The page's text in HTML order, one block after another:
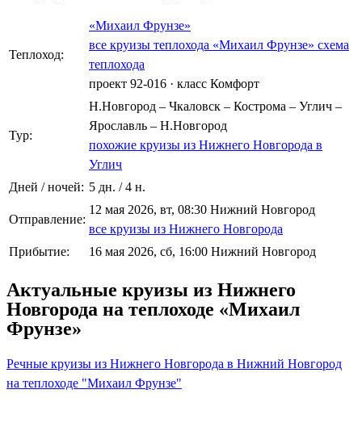
Теплоход:
«Михаил Фрунзе»
все круизы теплохода «Михаил Фрунзе» схема
теплохода
проект 92-016 · класс Комфорт
Тур:
Н.Новгород – Чкаловск – Кострома – Углич –
Ярославль – Н.Новгород
похожие круизы из Нижнего Новгорода в
Углич
Дней / ночей: 5 дн. / 4 н.
Отправление:
12 мая 2026, вт, 08:30 Нижний Новгород
все круизы из Нижнего Новгорода
Прибытие:
16 мая 2026, сб, 16:00 Нижний Новгород
Актуальные круизы из Нижнего
Новгорода на теплоходе «Михаил
Фрунзе»
Речные круизы из Нижнего Новгорода в Нижний Новгород
на теплоходе "Михаил Фрунзе"